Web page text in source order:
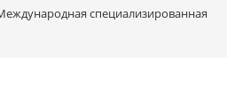
специализированная